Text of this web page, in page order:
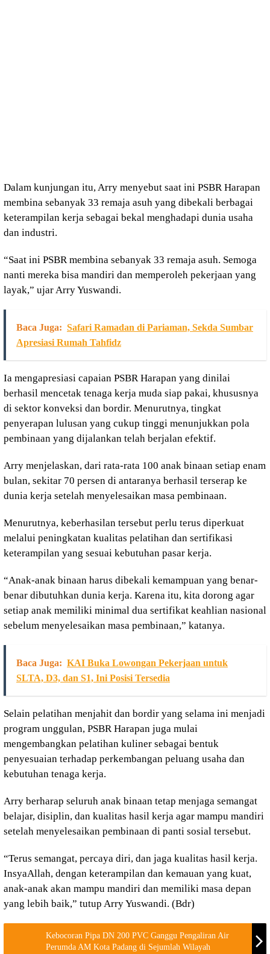
Dalam kunjungan itu, Arry menyebut saat ini PSBR Harapan
membina sebanyak 33 remaja asuh yang dibekali berbagai
keterampilan kerja sebagai bekal menghadapi dunia usaha
dan industri.
“Saat ini PSBR membina sebanyak 33 remaja asuh. Semoga
nanti mereka bisa mandiri dan memperoleh pekerjaan yang
layak,” ujar Arry Yuswandi.
Baca Juga: Safari Ramadan di Pariaman, Sekda Sumbar
Apresiasi Rumah Tahfidz
Ia mengapresiasi capaian PSBR Harapan yang dinilai
berhasil mencetak tenaga kerja muda siap pakai, khususnya
di sektor konveksi dan bordir. Menurutnya, tingkat
penyerapan lulusan yang cukup tinggi menunjukkan pola
pembinaan yang dijalankan telah berjalan efektif.
Arry menjelaskan, dari rata-rata 100 anak binaan setiap enam
bulan, sekitar 70 persen di antaranya berhasil terserap ke
dunia kerja setelah menyelesaikan masa pembinaan.
Menurutnya, keberhasilan tersebut perlu terus diperkuat
melalui peningkatan kualitas pelatihan dan sertifikasi
keterampilan yang sesuai kebutuhan pasar kerja.
“Anak-anak binaan harus dibekali kemampuan yang benar-
benar dibutuhkan dunia kerja. Karena itu, kita dorong agar
setiap anak memiliki minimal dua sertifikat keahlian nasional
sebelum menyelesaikan masa pembinaan,” katanya.
Baca Juga: KAI Buka Lowongan Pekerjaan untuk
SLTA, D3, dan S1, Ini Posisi Tersedia
Selain pelatihan menjahit dan bordir yang selama ini menjadi
program unggulan, PSBR Harapan juga mulai
mengembangkan pelatihan kuliner sebagai bentuk
penyesuaian terhadap perkembangan peluang usaha dan
kebutuhan tenaga kerja.
Arry berharap seluruh anak binaan tetap menjaga semangat
belajar, disiplin, dan kualitas hasil kerja agar mampu mandiri
setelah menyelesaikan pembinaan di panti sosial tersebut.
“Terus semangat, percaya diri, dan jaga kualitas hasil kerja.
InsyaAllah, dengan keterampilan dan kemauan yang kuat,
anak-anak akan mampu mandiri dan memiliki masa depan
yang lebih baik,” tutup Arry Yuswandi. (Bdr)
Kebocoran Pipa DN 200 PVC Ganggu Pengaliran Air
Perumda AM Kota Padang di Sejumlah Wilayah